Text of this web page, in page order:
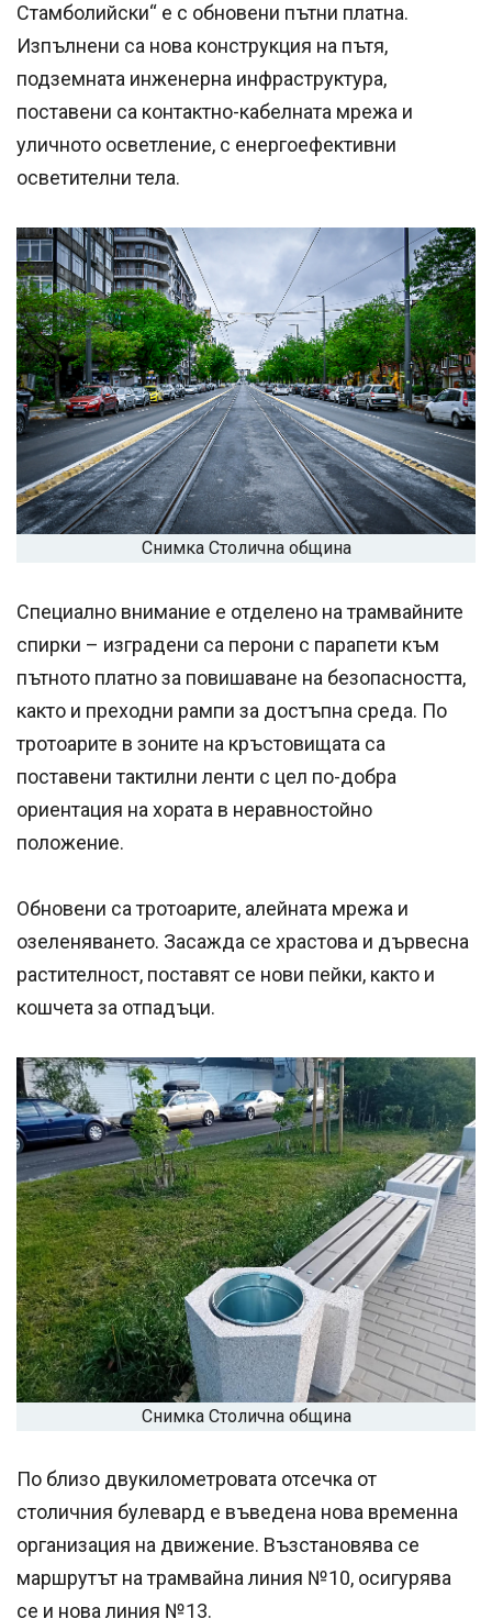
Стамболийски“ е с обновени пътни платна.
Изпълнени са нова конструкция на пътя,
подземната инженерна инфраструктура,
поставени са контактно-кабелната мрежа и
уличното осветление, с енергоефективни
осветителни тела.
Снимка Столична община
Специално внимание е отделено на трамвайните
спирки – изградени са перони с парапети към
пътното платно за повишаване на безопасността,
както и преходни рампи за достъпна среда. По
тротоарите в зоните на кръстовищата са
поставени тактилни ленти с цел по-добра
ориентация на хората в неравностойно
положение.
Обновени са тротоарите, алейната мрежа и
озеленяването. Засажда се храстова и дървесна
растителност, поставят се нови пейки, както и
кошчета за отпадъци.
Снимка Столична община
По близо двукилометровата отсечка от
столичния булевард е въведена нова временна
организация на движение. Възстановява се
маршрутът на трамвайна линия №10, осигурява
се и нова линия №13.